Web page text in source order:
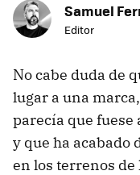
Samuel
Editor
No cabe duda de
lugar a una
parecía que
y que ha
en los terrenos